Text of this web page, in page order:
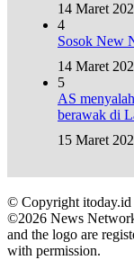
14 Maret
4
Sosok New
14 Maret
5
AS
berawak di
15 Maret
© Copyright itoday.id
©2026 News
and the logo are
with permission.